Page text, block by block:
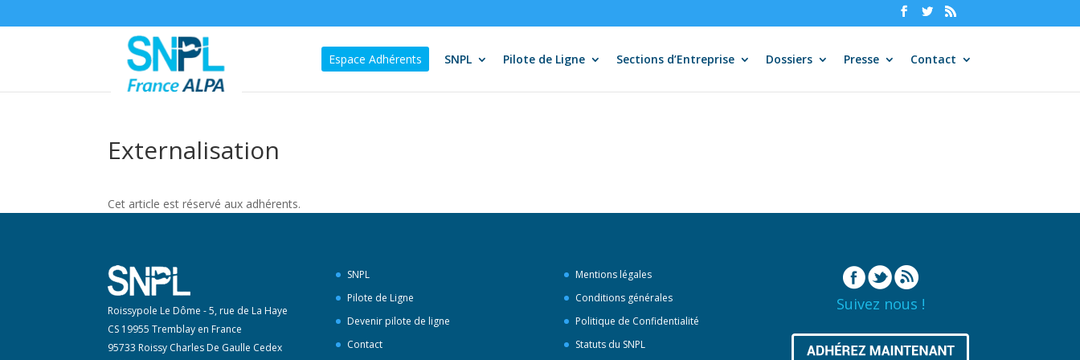
Espace Adhérents SNPL Pilote de Ligne Sections d’Entreprise Dossiers Presse Contact
Externalisation
Cet article est réservé aux adhérents.
Roissypole Le Dôme - 5, rue de La Haye
CS 19955 Tremblay en France
95733 Roissy Charles De Gaulle Cedex
SNPL
Pilote de Ligne
Devenir pilote de ligne
Contact
Mentions légales
Conditions générales
Politique de Confidentialité
Statuts du SNPL
Suivez nous !